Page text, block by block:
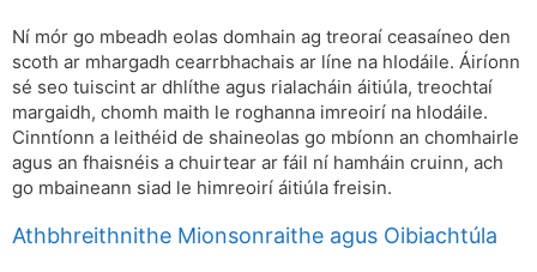
Ní mór go mbeadh eolas domhain ag treoraí ceasaíneo den
scoth ar mhargadh cearrbhachais ar líne na hIodáile. Áiríonn
sé seo tuiscint ar dhlíthe agus rialacháin áitiúla, treochtaí
margaidh, chomh maith le roghanna imreoirí na hIodáile.
Cinntíonn a leithéid de shaineolas go mbíonn an chomhairle
agus an fhaisnéis a chuirtear ar fáil ní hamháin cruinn, ach
go mbaineann siad le himreoirí áitiúla freisin.
Athbhreithnithe Mionsonraithe agus Oibiachtúla